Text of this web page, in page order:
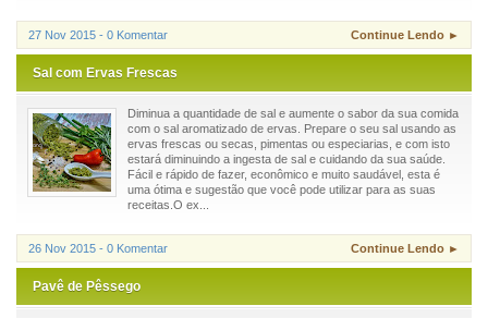
27 Nov 2015 - 0 Komentar Continue Lendo ►
Sal com Ervas Frescas
Diminua a quantidade de sal e aumente o sabor da sua comida
com o sal aromatizado de ervas. Prepare o seu sal usando as
ervas frescas ou secas, pimentas ou especiarias, e com isto
estará diminuindo a ingesta de sal e cuidando da sua saúde.
Fácil e rápido de fazer, econômico e muito saudável, esta é
uma ótima e sugestão que você pode utilizar para as suas
receitas.O ex...
26 Nov 2015 - 0 Komentar Continue Lendo ►
Pavê de Pêssego